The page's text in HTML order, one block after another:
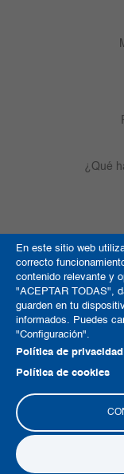
En este sitio web
correcto
contenido relevante y
"ACEPTAR TODAS",
guarden en tu
informados. Puedes
"Configuración".
Política de privacidad
Política de cookies
¿Qué